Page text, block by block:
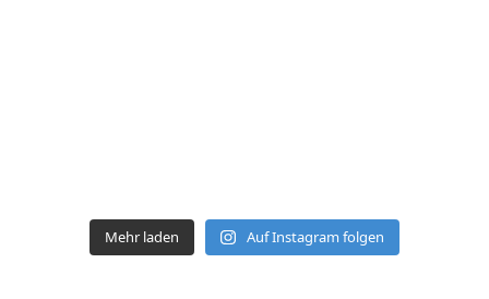
Mehr laden Auf Instagram folgen